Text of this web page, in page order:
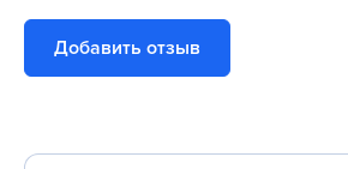
Добавить отзыв